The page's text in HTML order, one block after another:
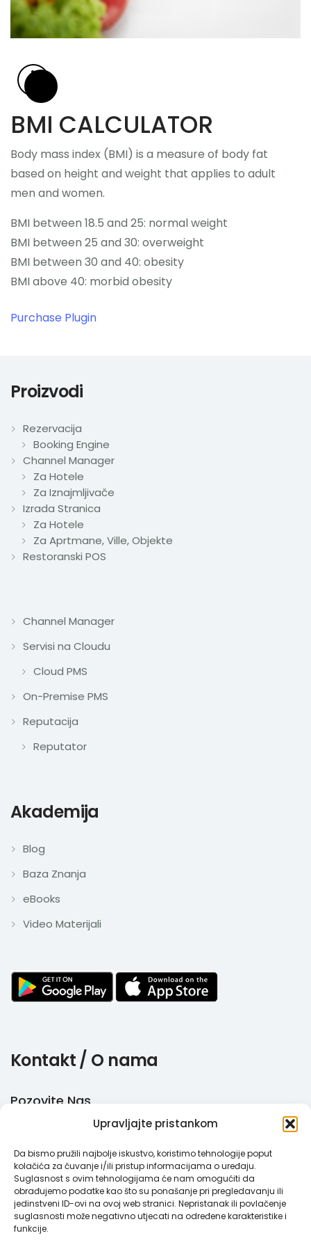
Upravljajte pristankom
Da bismo pružili najbolje iskustvo, koristimo tehnologije poput
kolačića za čuvanje i/ili pristup informacijama o uređaju.
Suglasnost s ovim tehnologijama će nam omogućiti da
obrađujemo podatke kao što su ponašanje pri pregledavanju ili
jedinstveni ID-ovi na ovoj web stranici. Nepristanak ili povlačenje
suglasnosti može negativno utjecati na određene karakteristike i
funkcije.
Nazovite
BMI CALCULATOR
Body mass index (BMI) is a measure of body fat
based on height and weight that applies to adult
men and women.
BMI between 18.5 and 25: normal weight
BMI between 25 and 30: overweight
BMI between 30 and 40: obesity
BMIabove 40: morbid obesity
Purchase Plugin
Proizvodi
Rezervacija
Booking Engine
Channel Manager
Za Hotele
Za Iznajmljivače
Izrada Stranica
Za Hotele
Za Aprtmane, Ville, Objekte
Restoranski POS
Channel Manager
Servisi na Cloudu
Cloud PMS
On-Premise PMS
Reputacija
Reputator
Akademija
Blog
Baza Znanja
eBooks
Video Materijali
Kontakt / O nama
Pozovite Nas
+385 51 770 710
Email
info@megabooker.hr
WhatsApp / Viber